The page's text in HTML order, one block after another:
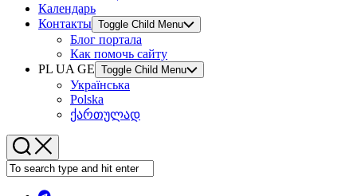
Календарь
Контакты Toggle Child Menu
Блог портала
Как помочь сайту
PL UA GE Toggle Child Menu
Українська
Polska
ქართულად